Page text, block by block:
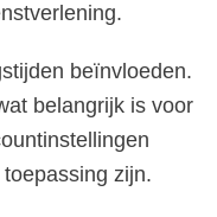
beïnvloeden.
belangrijk is voor
zijn.